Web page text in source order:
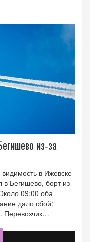
из‑за
в Ижевске
Бегишево, борт из
09:00 оба
дало сбой: